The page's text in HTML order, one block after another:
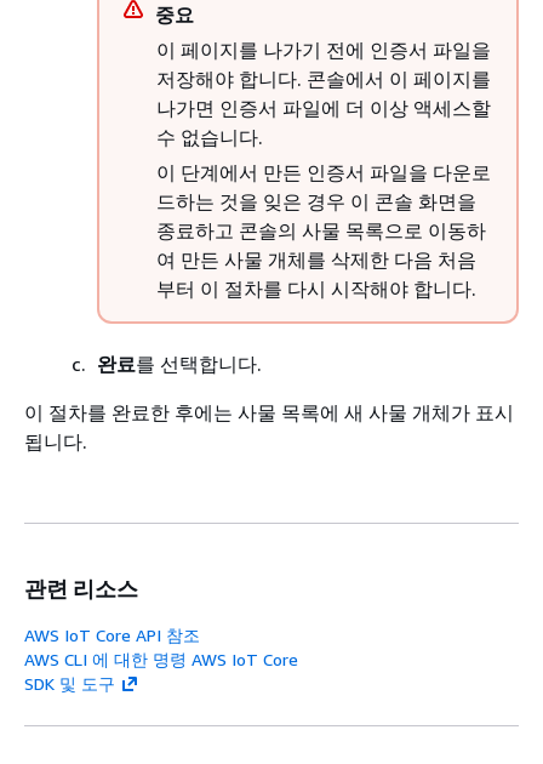
중요
이 페이지를 나가기 전에 인증서 파일을
저장해야 합니다. 콘솔에서 이 페이지를
나가면 인증서 파일에 더 이상 액세스할
수 없습니다.
이 단계에서 만든 인증서 파일을 다운로
드하는 것을 잊은 경우 이 콘솔 화면을
종료하고 콘솔의 사물 목록으로 이동하
여 만든 사물 개체를 삭제한 다음 처음
부터 이 절차를 다시 시작해야 합니다.
완료를 선택합니다.
이 절차를 완료한 후에는 사물 목록에 새 사물 개체가 표시
됩니다.
관련 리소스
AWS IoT Core API 참조
AWS CLI 에 대한 명령 AWS IoT Core
SDK 및 도구